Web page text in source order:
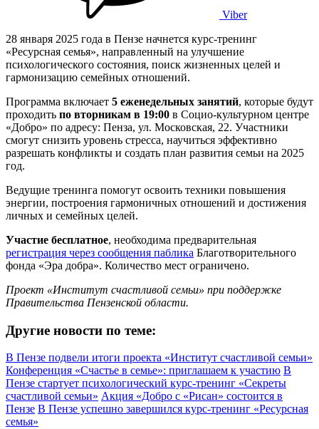
Viber
28 января 2025 года в Пензе начнется курс-тренинг
«Ресурсная семья», направленный на улучшение
психологического состояния, поиск жизненных целей и
гармонизацию семейных отношений.
Программа включает 5 еженедельных занятий, которые будут
проходить по вторникам в 19:00 в Социо-культурном центре
«Добро» по адресу: Пенза, ул. Московская, 22. Участники
смогут снизить уровень стресса, научиться эффективно
разрешать конфликты и создать план развития семьи на 2025
год.
Ведущие тренинга помогут освоить техники повышения
энергии, построения гармоничных отношений и достижения
личных и семейных целей.
Участие бесплатное, необходима предварительная
регистрация через сообщения паблика Благотворительного
фонда «Эра добра». Количество мест ограничено.
Проект «Институт счастливой семьи» при поддержке
Правительства Пензенской области.
Другие новости по теме:
В Пензе подвели итоги проекта «Институт счастливой семьи»
Конференция «Счастье в семье»: приглашаем к участию В
Пензе стартует психологический курс-тренинг «Секреты
счастливой семьи» Акция «Добро с «Рисан» состоится в
Пензе В Пензе успешно завершился курс-тренинг «Ресурсная
семья»